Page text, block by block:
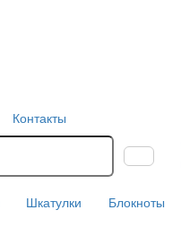
Контакты
Шкатулки Блокноты